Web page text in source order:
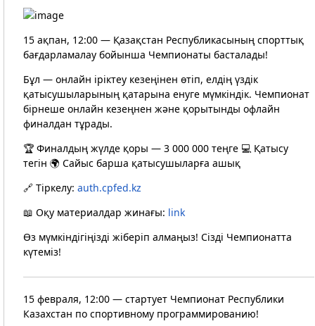
15 ақпан, 12:00 — Қазақстан Республикасының спорттық
бағдарламалау бойынша Чемпионаты басталады!
Бұл — онлайн іріктеу кезеңінен өтіп, елдің үздік
қатысушыларының қатарына енуге мүмкіндік. Чемпионат
бірнеше онлайн кезеңнен және қорытынды офлайн
финалдан тұрады.
🏆 Финалдың жүлде қоры — 3 000 000 теңге 💻 Қатысу
тегін 🌍 Сайыс барша қатысушыларға ашық
🔗 Тіркелу: auth.cpfed.kz
📖 Оқу материалдар жинағы: link
Өз мүмкіндігіңізді жіберіп алмаңыз! Сізді Чемпионатта
күтеміз!
15 февраля, 12:00 — стартует Чемпионат Республики
Казахстан по спортивному программированию!